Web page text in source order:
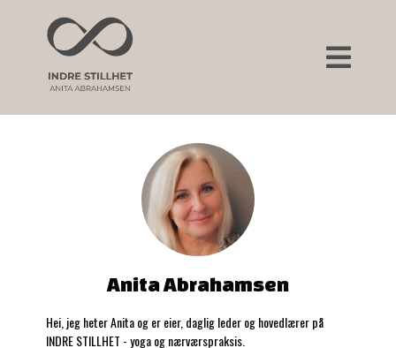
Anita Abrahamsen
Hei, jeg heter Anita og er eier, daglig leder og hovedlærer på
INDRE STILLHET - yoga og nærværspraksis.